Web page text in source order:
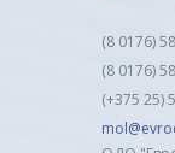
(8 0176)
(8 0176)
(+375 25)